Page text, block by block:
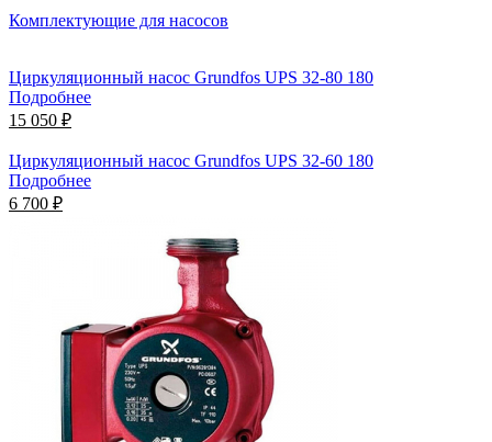
Комплектующие для насосов
Циркуляционный насос Grundfos UPS 32-80 180
Подробнее
15 050 ₽
Циркуляционный насос Grundfos UPS 32-60 180
Подробнее
6 700 ₽